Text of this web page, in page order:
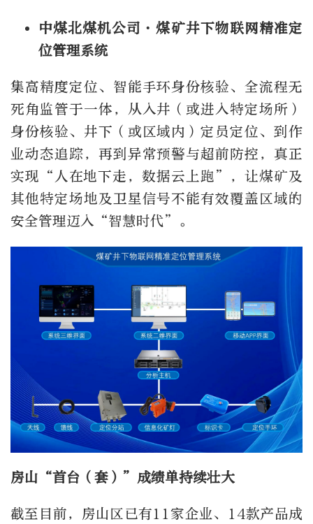
中煤北煤机公司·煤矿井下物联网精准定
位管理系统
集高精度定位、智能手环身份核验、全流程无
死角监管于一体，从入井（或进入特定场所）
身份核验、井下（或区域内）定员定位、到作
业动态追踪，再到异常预警与超前防控，真正
实现“人在地下走，数据云上跑”，让煤矿及
其他特定场地及卫星信号不能有效覆盖区域的
安全管理迈入“智慧时代”。
房山“首台（套）”成绩单持续壮大
截至目前，房山区已有11家企业、14款产品成